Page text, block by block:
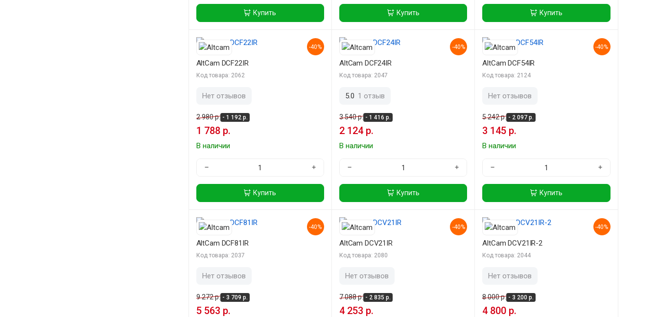
Купить Купить Купить
-40%
AltCam DCF22IR
Код товара: 2062
Нет отзывов
2 980 р. - 1 192 р.
1 788 р.
В наличии
− +
Купить
-40%
AltCam DCF24IR
Код товара: 2047
5.0 1 отзыв
3 540 р. - 1 416 р.
2 124 р.
В наличии
− +
Купить
-40%
AltCam DCF54IR
Код товара: 2124
Нет отзывов
5 242 р. - 2 097 р.
3 145 р.
В наличии
− +
Купить
-40%
AltCam DCF81IR
Код товара: 2037
Нет отзывов
9 272 р. - 3 709 р.
5 563 р.
-40%
AltCam DCV21IR
Код товара: 2080
Нет отзывов
7 088 р. - 2 835 р.
4 253 р.
-40%
AltCam DCV21IR-2
Код товара: 2044
Нет отзывов
8 000 р. - 3 200 р.
4 800 р.